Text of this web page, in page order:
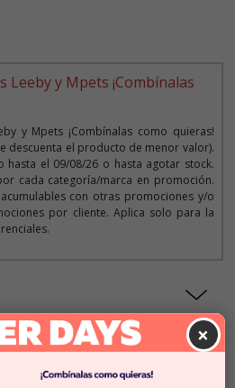
Leeby y Mpets ¡Combínalas
y Mpets ¡Combínalas como quieras!
descuenta el producto de menor valor).
hasta el 09/08/26 o hasta agotar stock.
cada categoría/marca en promoción.
con otras promociones y/o
por cliente. Aplica solo para la
×